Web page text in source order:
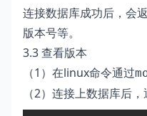
连接数据库成功后，会
版本号等。
3.3 查看版本
（1）在linux命令通过
（2）连接上数据库后，